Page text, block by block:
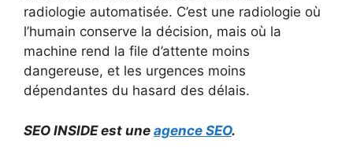
radiologie automatisée. C’est une radiologie où
l’humain conserve la décision, mais où la
machine rend la file d’attente moins
dangereuse, et les urgences moins
dépendantes du hasard des délais.
SEO INSIDE est une agence SEO.